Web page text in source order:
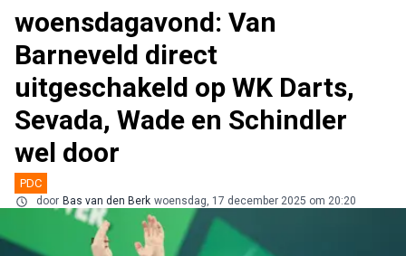
woensdagavond: Van
Barneveld direct
uitgeschakeld op WK Darts,
Sevada, Wade en Schindler
wel door
PDC
door Bas van den Berk woensdag, 17 december 2025 om 20:20